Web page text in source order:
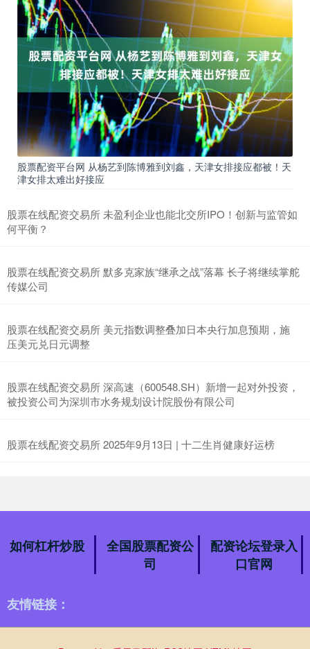
股票配资平台网 从杨艺到陈博雅到刘鑫，天津女排接应都被！天
津女排太难出好接应
股票在线配资交易所 未盈利企业也能北交所IPO！创新与监管如
何平衡？
股票在线配资交易所 默多克家族“继承之战”落幕 长子将继续掌舵
传媒公司
股票在线配资交易所 美元指数调整叠加日本央行加息预期，施
压美元兑日元调整
股票在线配资交易所 深高速（600548.SH）新增一起对外投资，
被投资公司为深圳市水务规划设计院股份有限公司
股票在线配资交易所 2025年9月13日 | 十二生肖健康好运榜
如何杠杆炒股
全国股票配资公
司
配资论坛登录入
口官网
友情链接：